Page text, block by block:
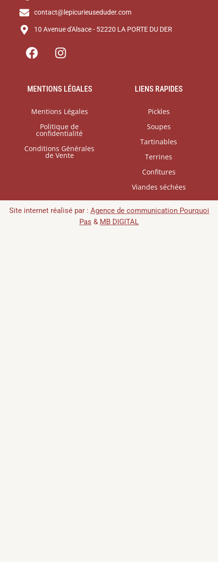
contact@lepicurieuseduder.com
10 Avenue d'Alsace - 52220 LA PORTE DU DER
F
a
e
b
o
o
k
I
n
t
a
g
r
a
m
MENTIONS LÉGALES
Mentions Légales
Politique de
confidentialité
Conditions Générales
de Vente
LIENS RAPIDES
Pickles
Soupes
Tartinables
Terrines
Confitures
Viandes séchées
Site internet réalisé par : Agence de communication Pourquoi
Pas & MB DIGITAL